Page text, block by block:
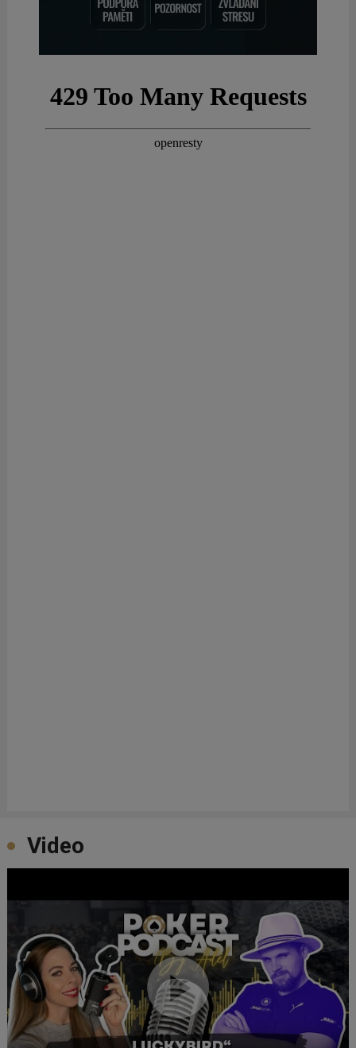
Video